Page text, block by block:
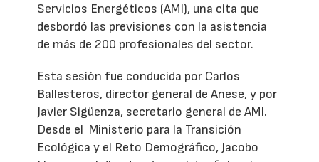
Servicios Energéticos (AMI), una cita que
desbordó las previsiones con la asistencia
de más de 200 profesionales del sector.
Esta sesión fue conducida por Carlos
Ballesteros, director general de Anese, y por
Javier Sigüenza, secretario general de AMI.
Desde el Ministerio para la Transición
Ecológica y el Reto Demográfico, Jacobo